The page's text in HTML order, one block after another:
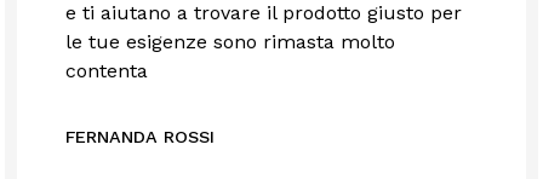
e ti aiutano a trovare il prodotto giusto per
le tue esigenze sono rimasta molto
contenta
FERNANDA ROSSI